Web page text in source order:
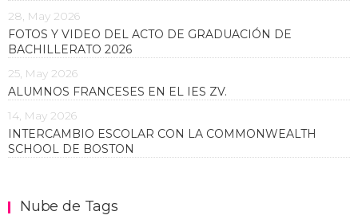
28, May 2026
FOTOS Y VIDEO DEL ACTO DE GRADUACIÓN DE
BACHILLERATO 2026
25, May 2026
ALUMNOS FRANCESES EN EL IES ZV.
14, May 2026
INTERCAMBIO ESCOLAR CON LA COMMONWEALTH
SCHOOL DE BOSTON
Nube de Tags